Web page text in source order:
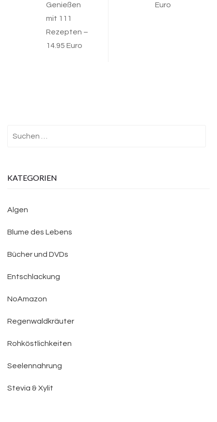
Genießen
mit 111
Rezepten –
14.95 Euro
Euro
KATEGORIEN
Algen
Blume des Lebens
Bücher und DVDs
Entschlackung
NoAmazon
Regenwaldkräuter
Rohköstlichkeiten
Seelennahrung
Stevia & Xylit